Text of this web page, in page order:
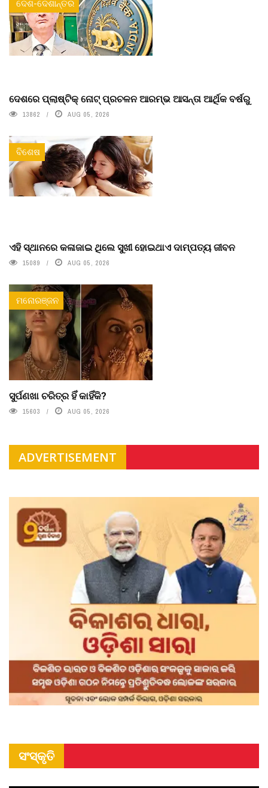
ଦେଶ-ଦେଶାନ୍ତର
ଦେଶରେ ପ୍ଲାଷ୍ଟିକ୍ ନୋଟ୍‌ ପ୍ରଚଳନ ଆରମ୍ଭ ଆସନ୍ତା ଆର୍ଥିକ ବର୍ଷରୁ
13862 AUG 05, 2026
ବିଶେଷ
ଏହି ସ୍ଥାନରେ କଳାଜାଇ ଥିଲେ ସୁଖୀ ହୋଇଥାଏ ଦାମ୍ପତ୍ୟ ଜୀବନ
15089 AUG 05, 2026
ମନୋରଞ୍ଜନ
ସୁର୍ପଣଖା ଚରିତ୍ର ହିଁ କାହିଁକି?
15603 AUG 05, 2026
ADVERTISEMENT
ସଂସ୍କୃତି